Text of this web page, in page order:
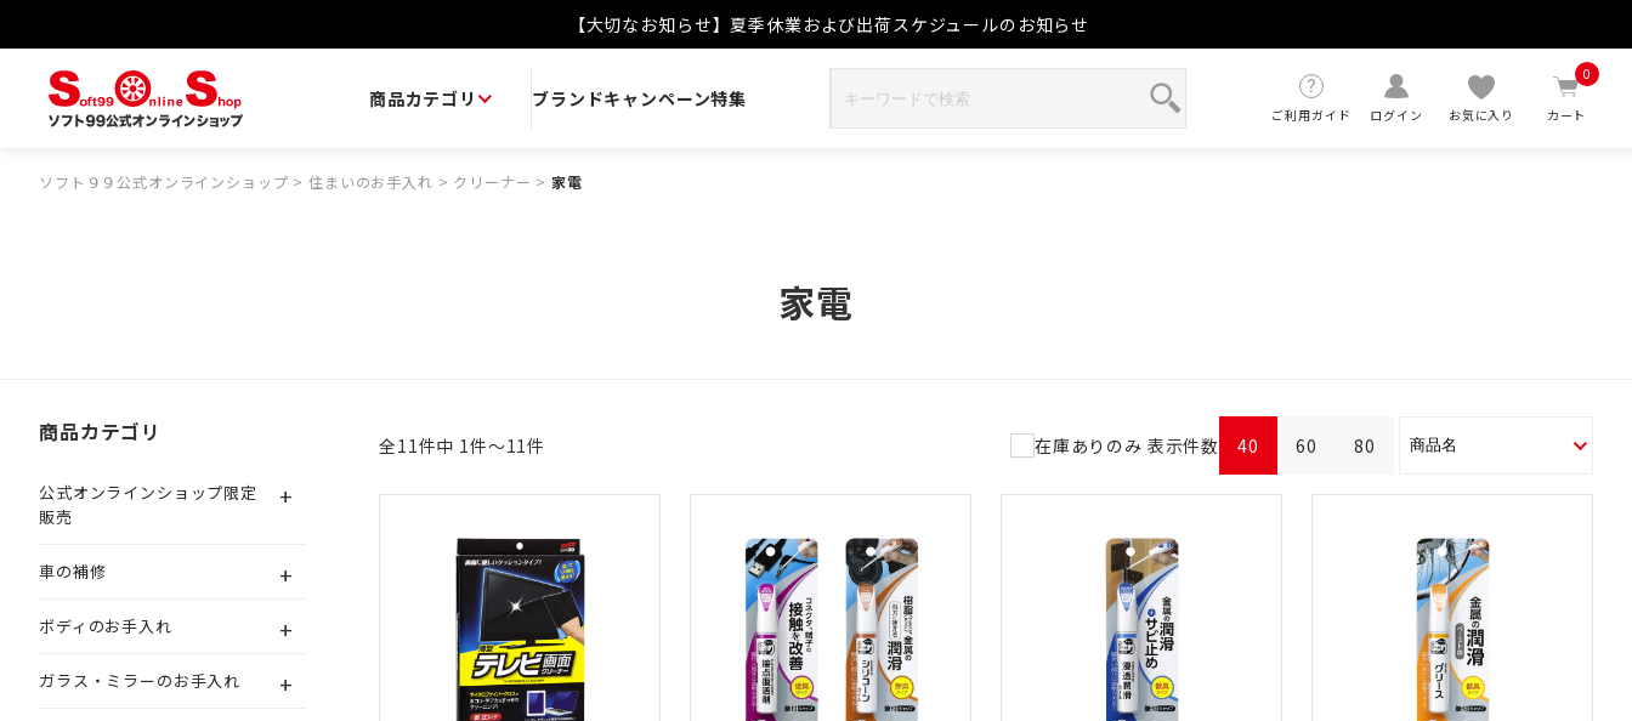
【大切なお知らせ】夏季休業および出荷スケジュールのお知らせ
商品カテゴリ ブランドキャンペーン特集
ご利用ガイド ログイン お気に入り カート
0
ソフト９９公式オンラインショップ > 住まいのお手入れ > クリーナー > 家電
家電
商品カテゴリ
公式オンラインショップ限定
販売
+
車の補修 +
ボディのお手入れ +
ガラス・ミラーのお手入れ +
全11件中 1件～11件 在庫ありのみ 表示件数 40 60 80